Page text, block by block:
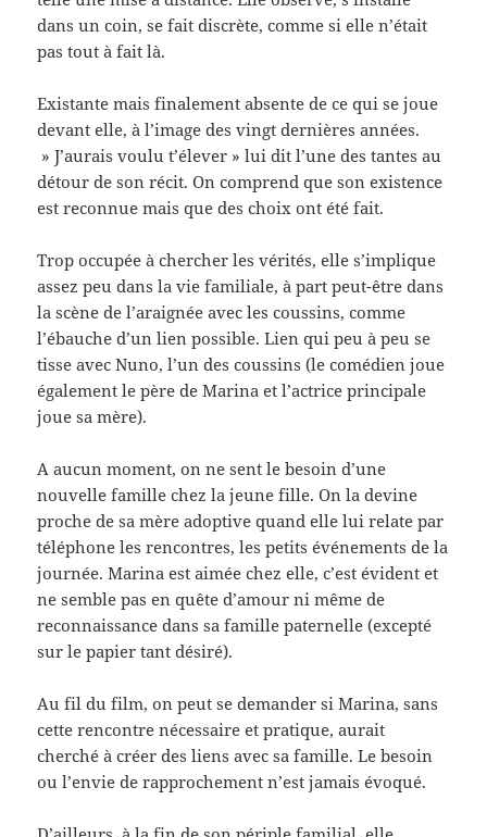
dans un coin, se fait discrète, comme si elle n’était
pas tout à fait là.
Existante mais finalement absente de ce qui se joue
devant elle, à l’image des vingt dernières années.
» J’aurais voulu t’élever » lui dit l’une des tantes au
détour de son récit. On comprend que son existence
est reconnue mais que des choix ont été fait.
Trop occupée à chercher les vérités, elle s’implique
assez peu dans la vie familiale, à part peut-être dans
la scène de l’araignée avec les coussins, comme
l’ébauche d’un lien possible. Lien qui peu à peu se
tisse avec Nuno, l’un des coussins (le comédien joue
également le père de Marina et l’actrice principale
joue sa mère).
A aucun moment, on ne sent le besoin d’une
nouvelle famille chez la jeune fille. On la devine
proche de sa mère adoptive quand elle lui relate par
téléphone les rencontres, les petits événements de la
journée. Marina est aimée chez elle, c’est évident et
ne semble pas en quête d’amour ni même de
reconnaissance dans sa famille paternelle (excepté
sur le papier tant désiré).
Au fil du film, on peut se demander si Marina, sans
cette rencontre nécessaire et pratique, aurait
cherché à créer des liens avec sa famille. Le besoin
ou l’envie de rapprochement n’est jamais évoqué.